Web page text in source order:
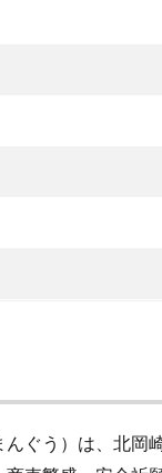
ぐう）は、北岡